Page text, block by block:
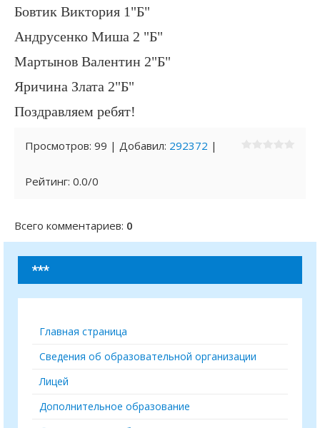
Бовтик Виктория 1"Б"
Андрусенко Миша 2 "Б"
Мартынов Валентин 2"Б"
Яричина Злата 2"Б"
Поздравляем ребят!
Просмотров: 99 | Добавил: 292372 |
Рейтинг: 0.0/0
Всего комментариев: 0
***
Главная страница
Сведения об образовательной организации
Лицей
Дополнительное образование